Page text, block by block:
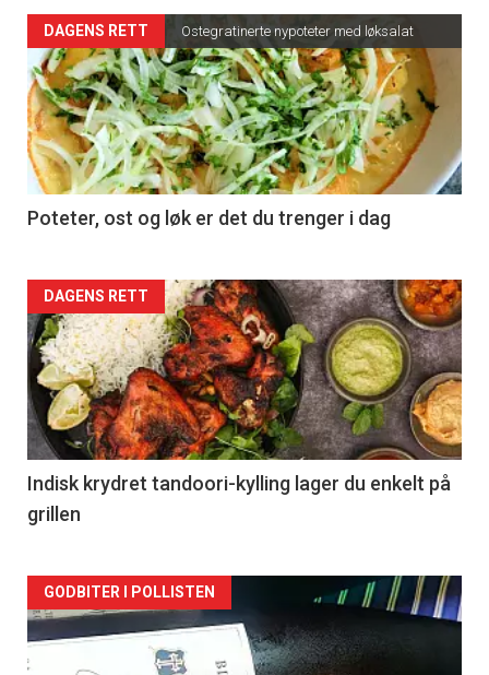
DAGENS RETT Ostegratinerte nypoteter med løksalat
Poteter, ost og løk er det du trenger i dag
Forsiden
akkurat
nå
-
2
DAGENS RETT
Indisk krydret tandoori-kylling lager du enkelt på
grillen
Forsiden
akkurat
GODBITER I POLLISTEN